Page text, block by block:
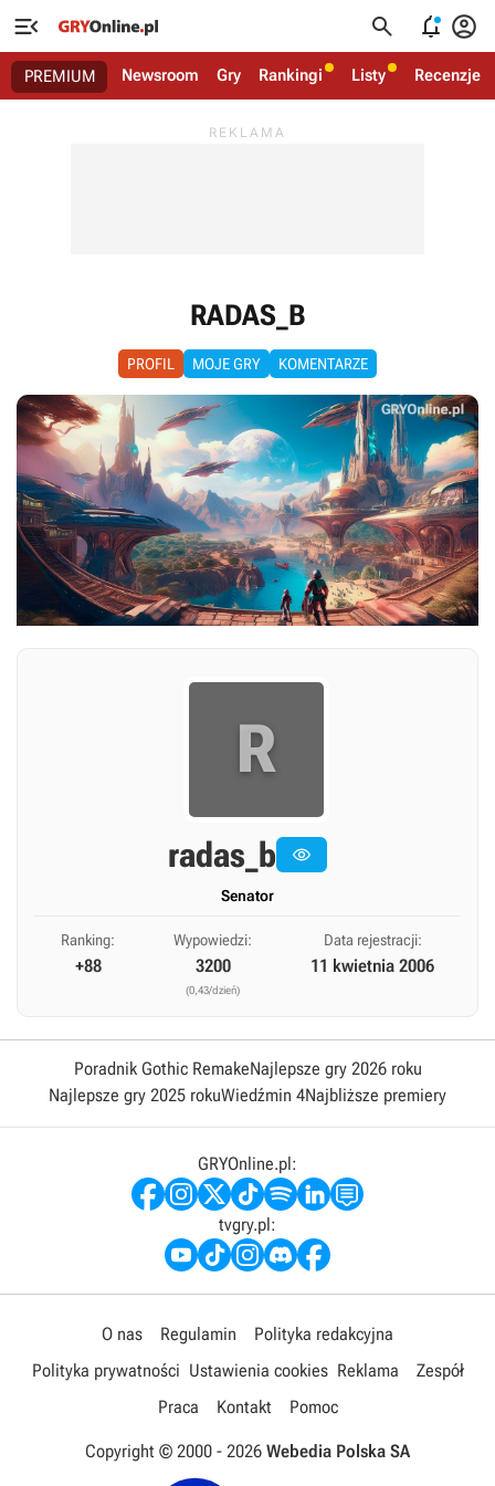
   
PREMIUM Newsroom Gry Rankingi Listy Recenzje
RADAS_B
PROFIL MOJE GRY KOMENTARZE
R
radas_b 
Senator
Ranking:
+88
Wypowiedzi:
3200
(0,43/dzień)
Data rejestracji:
11 kwietnia 2006
Poradnik Gothic RemakeNajlepsze gry 2026 roku
Najlepsze gry 2025 rokuWiedźmin 4Najbliższe premiery
GRYOnline.pl:
tvgry.pl:
O nas Regulamin
Polityka redakcyjna
Polityka prywatności Ustawienia cookies Reklama
Zespół
Praca
Kontakt Pomoc
Copyright © 2000 - 2026 Webedia Polska SA